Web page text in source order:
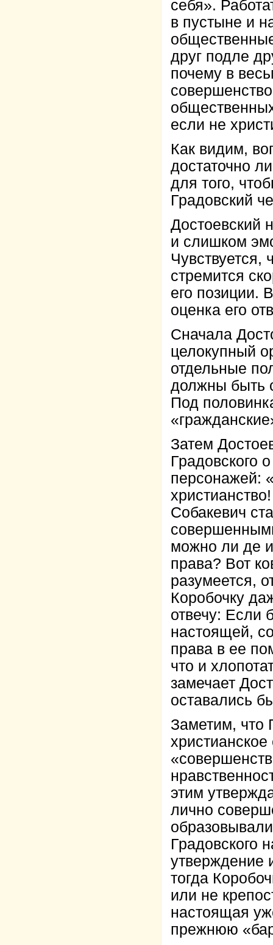
себя».
в пустыне и
друг подле
почему в
если не
Как видим,
достаточно
для того,
Градовский
Достоевский
и слишком
Чувствуется,
стремится
его позиции.
оценка его
Сначала
целокупный
отдельные
должны быть
Под
Затем
Градовского
персонажей:
Собакевич
можно ли де
права? Вот
разумеется,
Коробочку
отвечу: Если
настоящей,
права в ее
что и
замечает
оставались
Заметим, что
этим
лично
Градовского
утверждение
тогда
или не
настоящая
прежнюю